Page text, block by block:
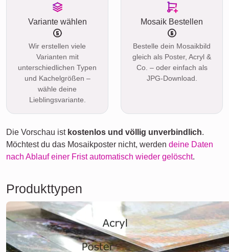
Variante wählen
Wir erstellen viele
Varianten mit
unterschiedlichen Typen
und Kachelgrößen –
wähle deine
Lieblingsvariante.
Mosaik Bestellen
Bestelle dein Mosaikbild
gleich als Poster, Acryl &
Co. – oder einfach als
JPG-Download.
Die Vorschau ist kostenlos und völlig unverbindlich.
Möchtest du das Mosaikposter nicht, werden deine Daten
nach Ablauf einer Frist automatisch wieder gelöscht.
Produkttypen